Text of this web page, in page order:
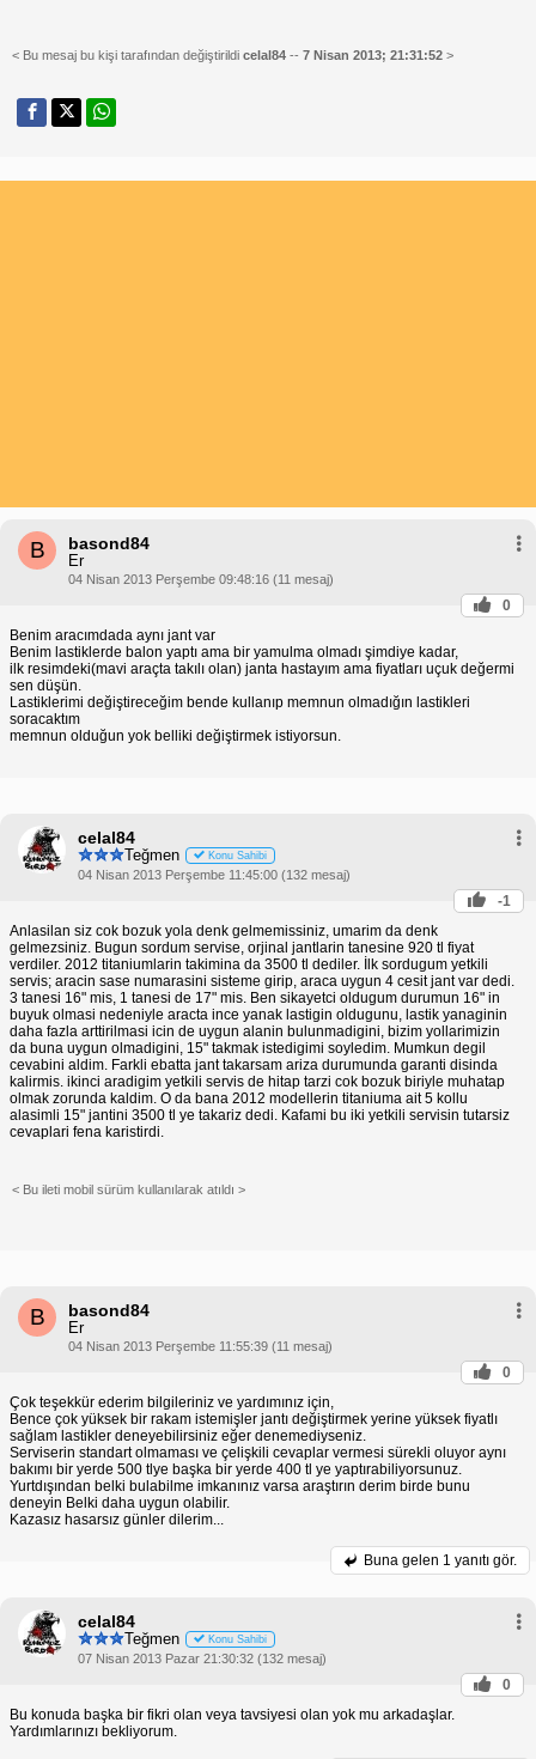
< Bu mesaj bu kişi tarafından değiştirildi celal84 -- 7 Nisan 2013; 21:31:52 >
B basond84
Er
04 Nisan 2013 Perşembe 09:48:16 (11 mesaj)
0
Benim aracımdada aynı jant var
Benim lastiklerde balon yaptı ama bir yamulma olmadı şimdiye kadar,
ilk resimdeki(mavi araçta takılı olan) janta hastayım ama fiyatları uçuk değermi
sen düşün.
Lastiklerimi değiştireceğim bende kullanıp memnun olmadığın lastikleri
soracaktım
memnun olduğun yok belliki değiştirmek istiyorsun.
celal84
Teğmen Konu Sahibi
04 Nisan 2013 Perşembe 11:45:00 (132 mesaj)
-1
Anlasilan siz cok bozuk yola denk gelmemissiniz, umarim da denk
gelmezsiniz. Bugun sordum servise, orjinal jantlarin tanesine 920 tl fiyat
verdiler. 2012 titaniumlarin takimina da 3500 tl dediler. İlk sordugum yetkili
servis; aracin sase numarasini sisteme girip, araca uygun 4 cesit jant var dedi.
3 tanesi 16" mis, 1 tanesi de 17" mis. Ben sikayetci oldugum durumun 16" in
buyuk olmasi nedeniyle aracta ince yanak lastigin oldugunu, lastik yanaginin
daha fazla arttirilmasi icin de uygun alanin bulunmadigini, bizim yollarimizin
da buna uygun olmadigini, 15" takmak istedigimi soyledim. Mumkun degil
cevabini aldim. Farkli ebatta jant takarsam ariza durumunda garanti disinda
kalirmis. ikinci aradigim yetkili servis de hitap tarzi cok bozuk biriyle muhatap
olmak zorunda kaldim. O da bana 2012 modellerin titaniuma ait 5 kollu
alasimli 15" jantini 3500 tl ye takariz dedi. Kafami bu iki yetkili servisin tutarsiz
cevaplari fena karistirdi.
< Bu ileti mobil sürüm kullanılarak atıldı >
B basond84
Er
04 Nisan 2013 Perşembe 11:55:39 (11 mesaj)
0
Çok teşekkür ederim bilgileriniz ve yardımınız için,
Bence çok yüksek bir rakam istemişler jantı değiştirmek yerine yüksek fiyatlı
sağlam lastikler deneyebilirsiniz eğer denemediyseniz.
Serviserin standart olmaması ve çelişkili cevaplar vermesi sürekli oluyor aynı
bakımı bir yerde 500 tlye başka bir yerde 400 tl ye yaptırabiliyorsunuz.
Yurtdışından belki bulabilme imkanınız varsa araştırın derim birde bunu
deneyin Belki daha uygun olabilir.
Kazasız hasarsız günler dilerim...
Buna gelen 1 yanıtı gör.
celal84
Teğmen Konu Sahibi
07 Nisan 2013 Pazar 21:30:32 (132 mesaj)
0
Bu konuda başka bir fikri olan veya tavsiyesi olan yok mu arkadaşlar.
Yardımlarınızı bekliyorum.